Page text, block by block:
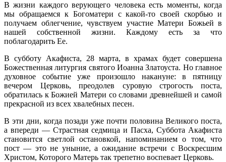
В жизни каждого верующего человека есть моменты, когда
мы обращаемся к Богоматери с какой-то своей скорбью и
получаем облегчение, чувствуем участие Матери Божьей в
нашей собственной жизни. Каждому есть за что
поблагодарить Ее.
В субботу Акафиста, 28 марта, в храмах будет совершена
Божественная литургия святого Иоанна Златоуста. Но главное
духовное событие уже произошло накануне: в пятницу
вечером Церковь, преодолев суровую строгость поста,
обратилась к Божией Матери со словами древнейшей и самой
прекрасной из всех хвалебных песен.
В эти дни, когда позади уже почти половина Великого поста,
а впереди — Страстная седмица и Пасха, Суббота Акафиста
становится светлой остановкой, напоминанием о том, что
пост — это не уныние, а ожидание встречи с Воскресшим
Христом, Которого Матерь так трепетно воспевает Церковь.